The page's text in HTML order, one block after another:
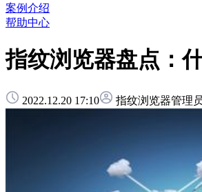
案例介绍
帮助中心
指纹浏览器盘点：
2022.12.20 17:10 指纹浏览器管理